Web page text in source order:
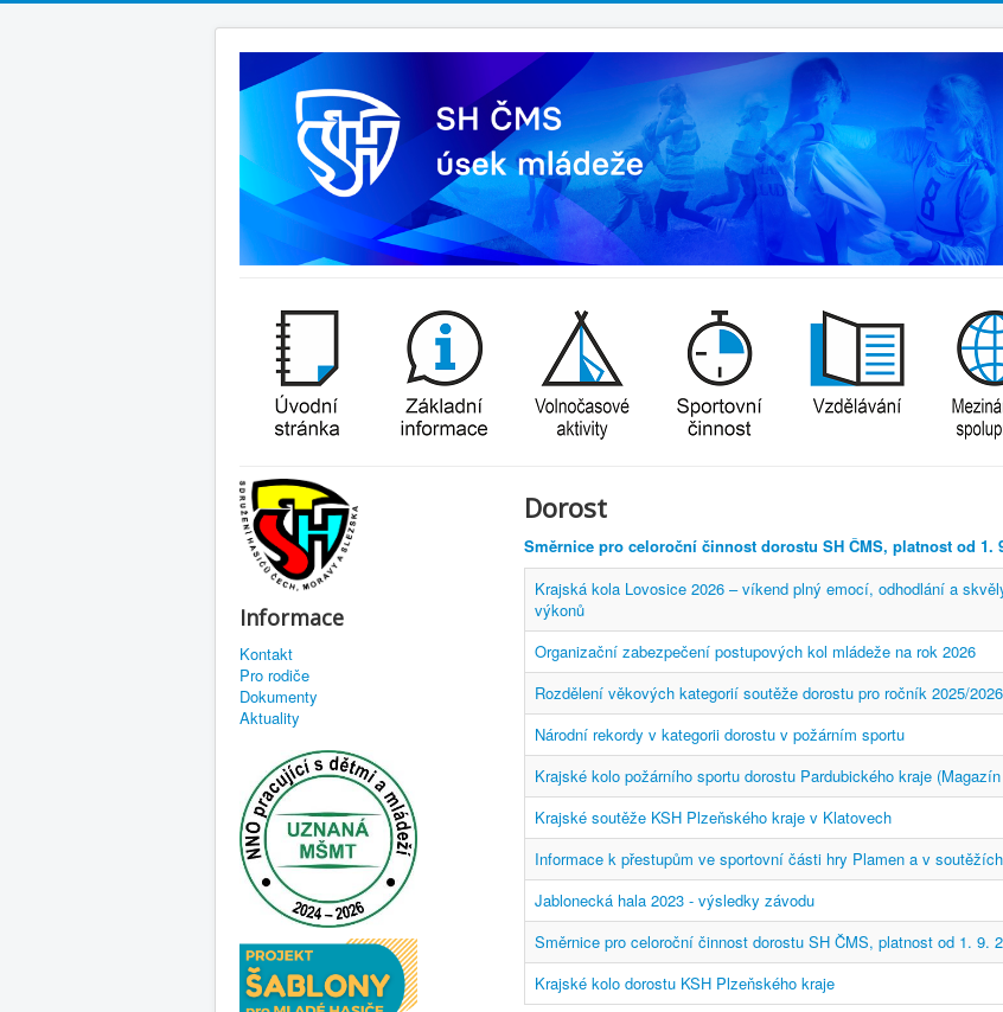
Informace
Kontakt
Pro rodiče
Dokumenty
Aktuality
Dorost
Směrnice pro celoroční činnost dorostu SH ČMS, platnost od 1.
Krajská kola Lovosice 2026 – víkend plný emocí, odhodlání a
výkonů
Organizační zabezpečení postupových kol mládeže na rok 2026
Rozdělení věkových kategorií soutěže dorostu pro ročník 2025/2026
Národní rekordy v kategorii dorostu v požárním sportu
Krajské kolo požárního sportu dorostu Pardubického kraje
Krajské soutěže KSH Plzeňského kraje v Klatovech
Informace k přestupům ve sportovní části hry Plamen a v
Jablonecká hala 2023 - výsledky závodu
Směrnice pro celoroční činnost dorostu SH ČMS, platnost od 1. 9.
Krajské kolo dorostu KSH Plzeňského kraje